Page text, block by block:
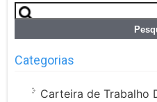
Pesquisar
por:
Categorias
Carteira de Trabalho